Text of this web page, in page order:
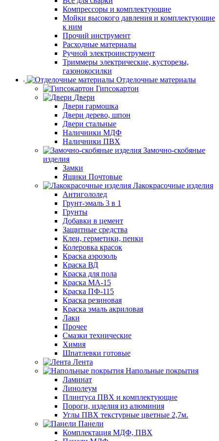
Компрессоры и комплектующие
Мойки высокого давления и комплектующие
к ним
Прочий инструмент
Расходные материалы
Ручной электроинструмент
Триммеры электрические, кусторезы,
газонокосилки
Отделочные материалы
Гипсокартон
Двери
Двери гармошка
Двери дерево, шпон
Двери стальные
Наличники МДФ
Наличники ПВХ
Замочно-скобяные
изделия
Замки
Ящики Почтовые
Лакокрасочные изделия
Антигололед
Грунт-эмаль 3 в 1
Грунты
Добавки в цемент
Защитные средства
Клеи, герметики, пенки
Колеровка красок
Краска аэрозоль
Краска ВД
Краска для пола
Краска МА-15
Краска ПФ-115
Краска резиновая
Краска эмаль акриловая
Лаки
Прочее
Смазки технические
Химия
Шпатлевки готовые
Лента
Напольные покрытия
Ламинат
Линолеум
Плинтуса ПВХ и комплектующие
Пороги, изделия из алюминия
Углы ПВХ текстурные цветные 2,7м.
Панели
Комплектация МДФ, ПВХ